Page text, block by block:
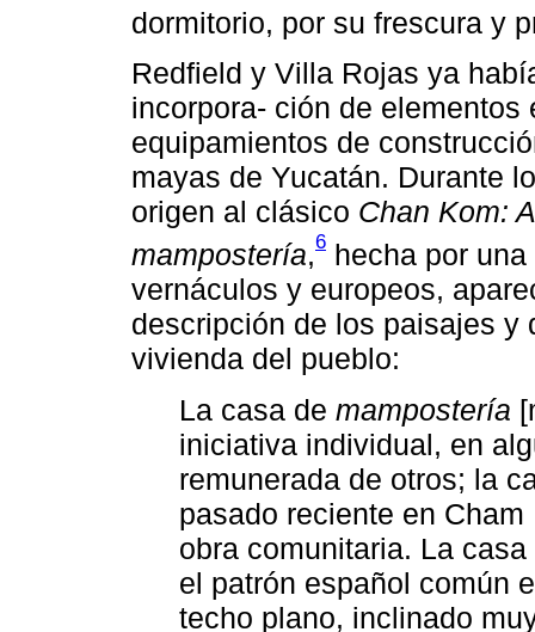
dormitorio, por su frescura y
Redfield y Villa Rojas ya
incorpora- ción de
equipamientos de
mayas de Yucatán. Durante
origen al clásico Chan Kom:
mampostería,6 hecha por
vernáculos y europeos,
descripción de los paisajes y
vivienda del pueblo:
La casa de mampostería
iniciativa individual, en
remunerada de otros; la
pasado reciente en
obra comunitaria. La
el patrón español común
techo plano, inclinado